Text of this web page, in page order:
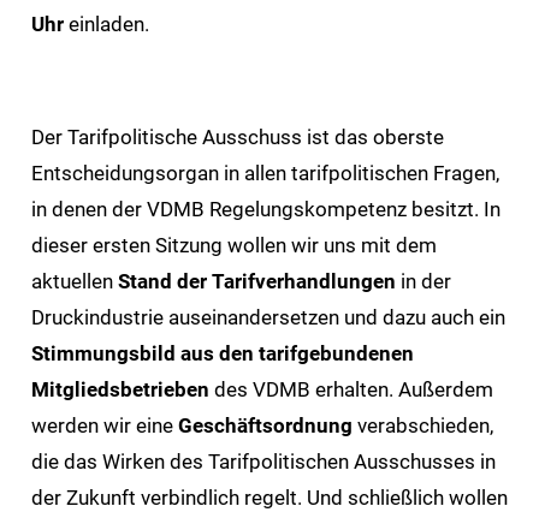
Uhr einladen.
Der Tarifpolitische Ausschuss ist das oberste
Entscheidungsorgan in allen tarifpolitischen Fragen,
in denen der VDMB Regelungskompetenz besitzt. In
dieser ersten Sitzung wollen wir uns mit dem
aktuellen Stand der Tarifverhandlungen in der
Druckindustrie auseinandersetzen und dazu auch ein
Stimmungsbild aus den tarifgebundenen
Mitgliedsbetrieben des VDMB erhalten. Außerdem
werden wir eine Geschäftsordnung verabschieden,
die das Wirken des Tarifpolitischen Ausschusses in
der Zukunft verbindlich regelt. Und schließlich wollen